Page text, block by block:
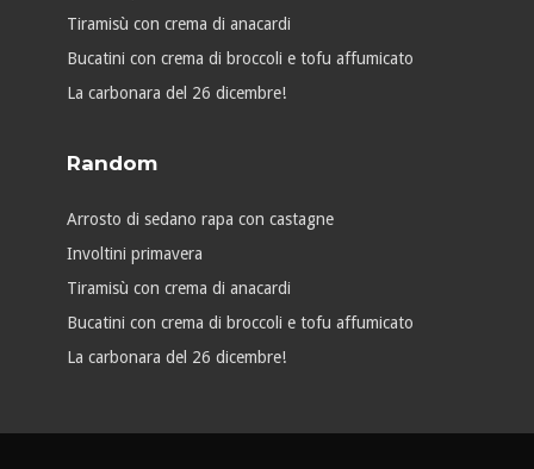
Tiramisù con crema di anacardi
Bucatini con crema di broccoli e tofu affumicato
La carbonara del 26 dicembre!
Random
Arrosto di sedano rapa con castagne
Involtini primavera
Tiramisù con crema di anacardi
Bucatini con crema di broccoli e tofu affumicato
La carbonara del 26 dicembre!